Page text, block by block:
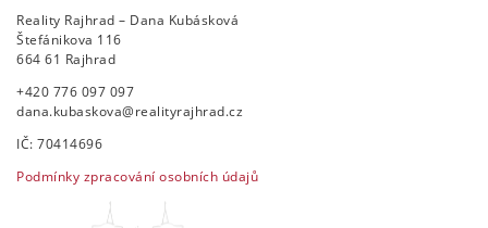
Reality Rajhrad – Dana Kubásková
Štefánikova 116
664 61 Rajhrad
+420 776 097 097
dana.kubaskova@realityrajhrad.cz
IČ: 70414696
Podmínky zpracování osobních údajů